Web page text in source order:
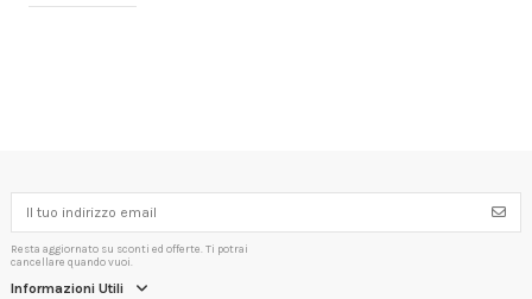
Resta aggiornato su sconti ed offerte. Ti potrai
cancellare quando vuoi.
Informazioni Utili